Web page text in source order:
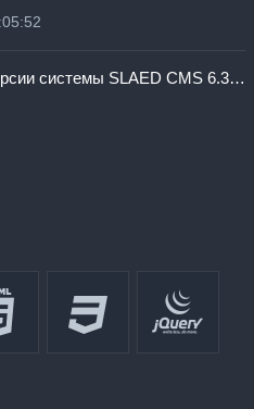
Тестируем релиз Pre-Alpha версии системы SLAED CMS 6.3 Pro